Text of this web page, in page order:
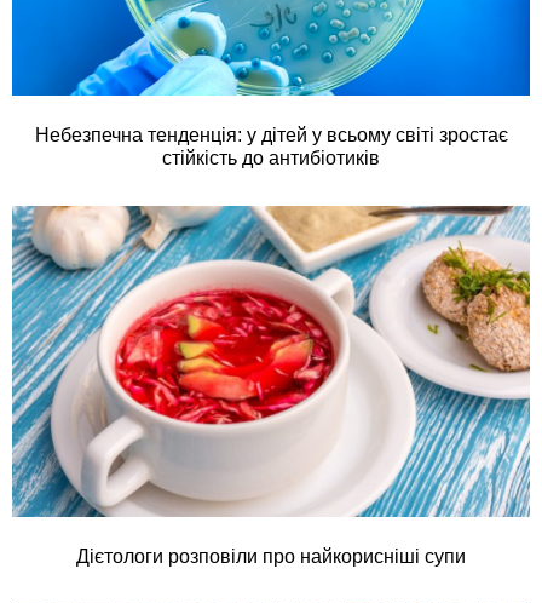
Небезпечна тенденція: у дітей у всьому світі зростає
стійкість до антибіотиків
Дієтологи розповіли про найкорисніші супи